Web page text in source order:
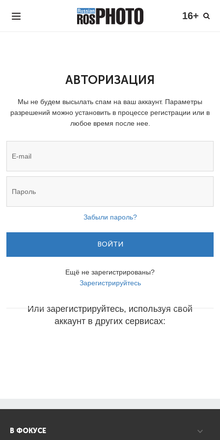
16+
АВТОРИЗАЦИЯ
Мы не будем высылать спам на ваш аккаунт. Параметры
разрешений можно установить в процессе регистрации или в
любое время после нее.
Забыли пароль?
ВОЙТИ
Ещё не зарегистрированы?
Зарегистрируйтесь
Или зарегистрируйтесь, используя свой
аккаунт в других сервисах:
В ФОКУСЕ